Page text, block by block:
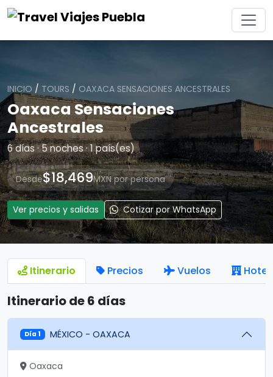
INICIO / TOURS / OAXACA SENSACIONES ANCESTRALES
Oaxaca Sensaciones
Ancestrales
6 días · 5 noches · 1 país(es)
Desde$18,469MXN por persona
Ver precios y salidas Cotizar por WhatsApp
Itinerario Precios Vuelos
Itinerario de 6 días
Día 1 MÉXICO - OAXACA
Oaxaca